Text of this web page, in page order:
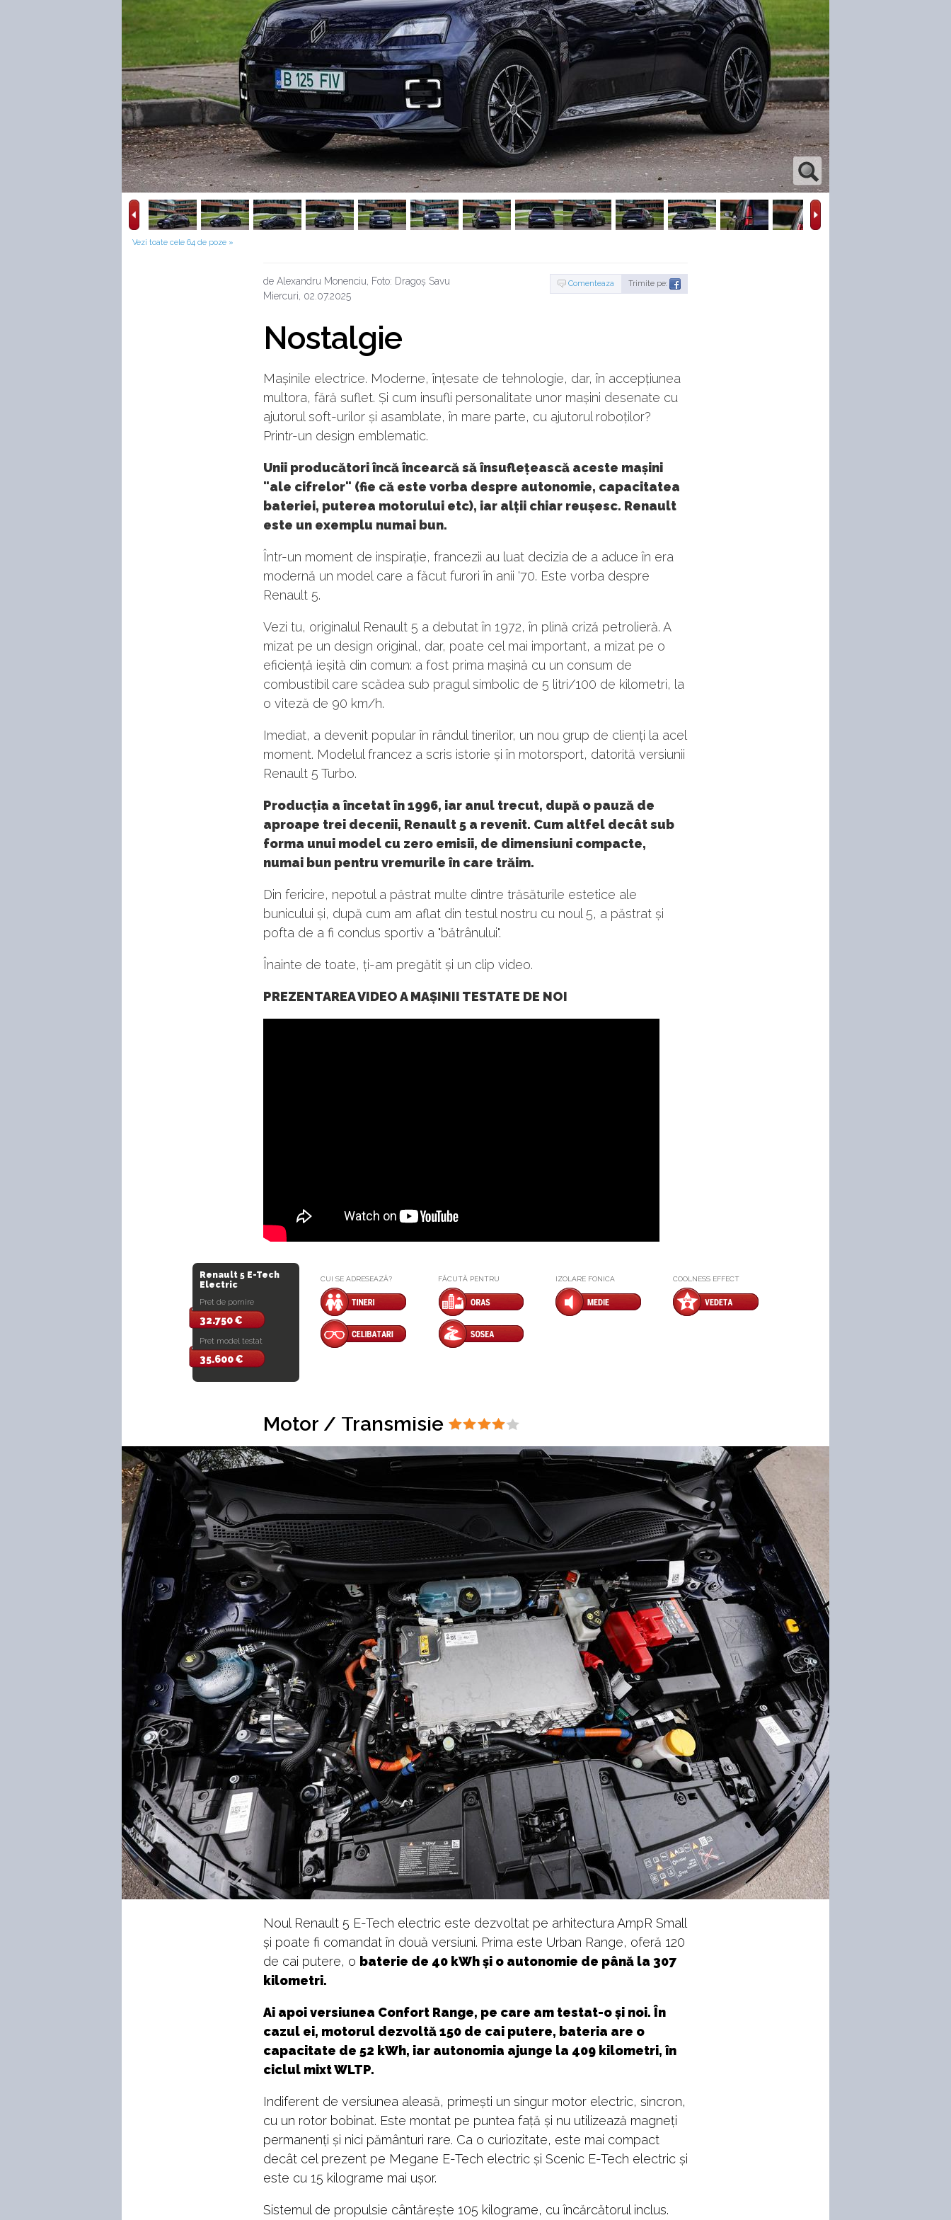
Vezi toate cele 64 de poze »
de Alexandru Monenciu, Foto: Dragoș Savu
Miercuri, 02.07.2025
Comenteaza Trimite pe:
Nostalgie
Mașinile electrice. Moderne, înțesate de tehnologie, dar, în accepțiunea
multora, fără suflet. Și cum insufli personalitate unor mașini desenate cu
ajutorul soft-urilor și asamblate, în mare parte, cu ajutorul roboților?
Printr-un design emblematic.
Unii producători încă încearcă să însuflețească aceste mașini
"ale cifrelor" (fie că este vorba despre autonomie, capacitatea
bateriei, puterea motorului etc), iar alții chiar reușesc. Renault
este un exemplu numai bun.
Într-un moment de inspirație, francezii au luat decizia de a aduce în era
modernă un model care a făcut furori în anii '70. Este vorba despre
Renault 5.
Vezi tu, originalul Renault 5 a debutat în 1972, în plină criză petrolieră. A
mizat pe un design original, dar, poate cel mai important, a mizat pe o
eficiență ieșită din comun: a fost prima mașină cu un consum de
combustibil care scădea sub pragul simbolic de 5 litri/100 de kilometri, la
o viteză de 90 km/h.
Imediat, a devenit popular în rândul tinerilor, un nou grup de clienți la acel
moment. Modelul francez a scris istorie și în motorsport, datorită versiunii
Renault 5 Turbo.
Producția a încetat în 1996, iar anul trecut, după o pauză de
aproape trei decenii, Renault 5 a revenit. Cum altfel decât sub
forma unui model cu zero emisii, de dimensiuni compacte,
numai bun pentru vremurile în care trăim.
Din fericire, nepotul a păstrat multe dintre trăsăturile estetice ale
bunicului și, după cum am aflat din testul nostru cu noul 5, a păstrat și
pofta de a fi condus sportiv a "bătrânului".
Înainte de toate, ți-am pregătit și un clip video.
PREZENTAREA VIDEO A MAȘINII TESTATE DE NOI
Renault 5 E-Tech
Electric
Pret de pornire
32.750 €
Pret model testat
35.600 €
CUI SE ADRESEAZĂ? FĂCUTĂ PENTRU IZOLARE FONICA COOLNESS EFFECT
Motor / Transmisie
Noul Renault 5 E-Tech electric este dezvoltat pe arhitectura AmpR Small
și poate fi comandat în două versiuni. Prima este Urban Range, oferă 120
de cai putere, o baterie de 40 kWh și o autonomie de până la 307
kilometri.
Ai apoi versiunea Confort Range, pe care am testat-o și noi. În
cazul ei, motorul dezvoltă 150 de cai putere, bateria are o
capacitate de 52 kWh, iar autonomia ajunge la 409 kilometri, în
ciclul mixt WLTP.
Indiferent de versiunea aleasă, primești un singur motor electric, sincron,
cu un rotor bobinat. Este montat pe puntea față și nu utilizează magneți
permanenți și nici pământuri rare. Ca o curiozitate, este mai compact
decât cel prezent pe Megane E-Tech electric și Scenic E-Tech electric și
este cu 15 kilograme mai ușor.
Sistemul de propulsie cântărește 105 kilograme, cu încărcătorul inclus.